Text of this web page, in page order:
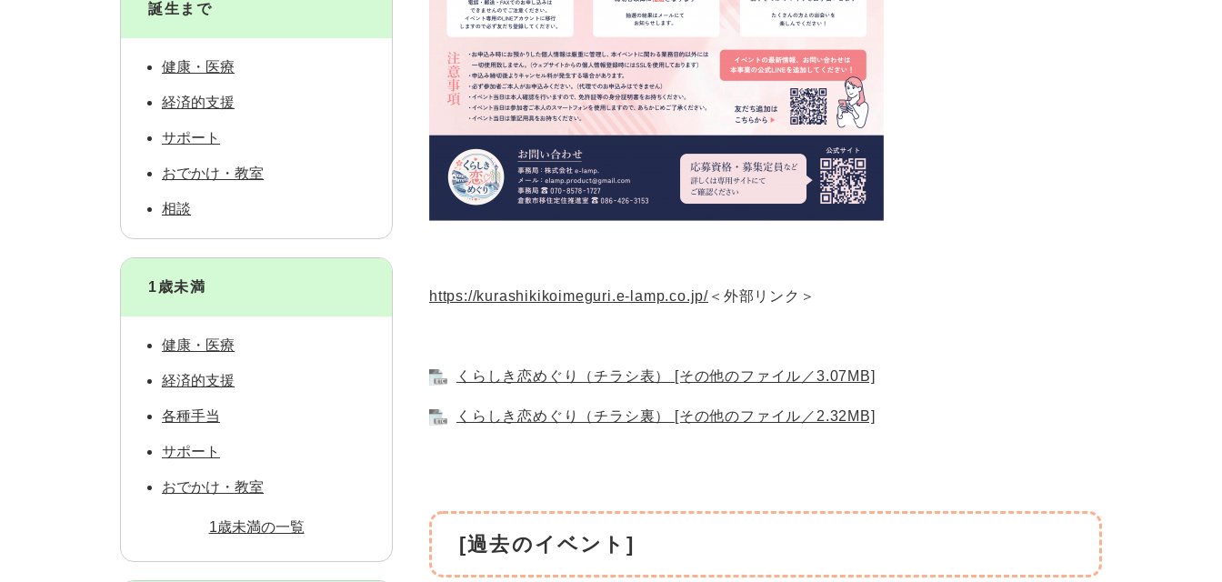
https://kurashikikoimeguri.e-lamp.co.jp/ ＜外部リンク＞
くらしき恋めぐり（チラシ表） [その他のファイル／3.07MB]
くらしき恋めぐり（チラシ裏） [その他のファイル／2.32MB]
[過去のイベント]
誕生まで
健康・医療
経済的支援
サポート
おでかけ・教室
相談
1歳未満
健康・医療
経済的支援
各種手当
サポート
おでかけ・教室
1歳未満の一覧